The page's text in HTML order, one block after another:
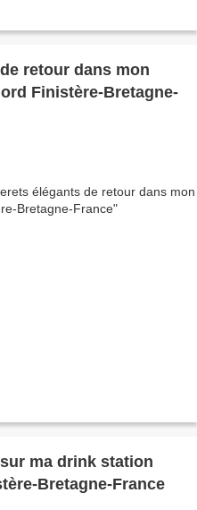
retour dans mon
Finistère-Bretagne-
ma drink station
Bretagne-France